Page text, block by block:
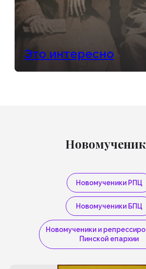
Это интересно
Новомученики РПЦ
Новомученики БПЦ
Новомученики и
Пинской епархии
Фома, под 1072 – епископ Симеон.
Но бесспорно одно, что
христианство в Туров проникло и
распространилось при святом
князе Владимире. С начала
Брестской унии (1596г.) наступает